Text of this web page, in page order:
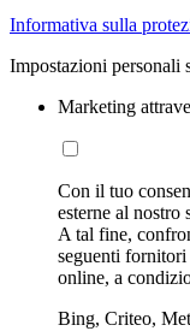
Informativa sulla
Impostazioni personali
Marketing
Con il tuo
esterne al nostro
A tal fine,
seguenti
online, a
Bing, Criteo,